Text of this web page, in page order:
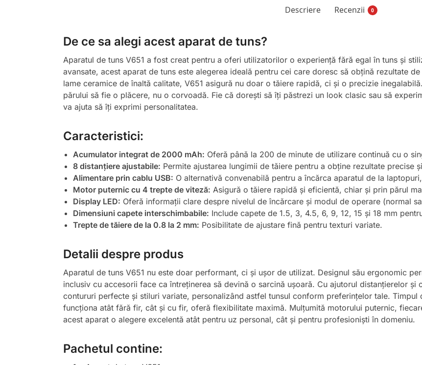
Descriere Recenzii 0
De ce sa alegi acest aparat de tuns?
Aparatul de tuns V651 a fost creat pentru a oferi utilizatorilor o experiență fără egal în tuns și
avansate, acest aparat de tuns este alegerea ideală pentru cei care doresc să obțină rezultate
lame ceramice de înaltă calitate, V651 asigură nu doar o tăiere rapidă, ci și o precizie
părului să fie o plăcere, nu o corvoadă. Fie că dorești să îți păstrezi un look clasic sau să
va ajuta să îți exprimi personalitatea.
Caracteristici:
Acumulator integrat de 2000 mAh: Oferă până la 200 de minute de utilizare continuă cu o
8 distanțiere ajustabile: Permite ajustarea lungimii de tăiere pentru a obține rezultate precise
Alimentare prin cablu USB: O alternativă convenabilă pentru a încărca aparatul de la
Motor puternic cu 4 trepte de viteză: Asigură o tăiere rapidă și eficientă, chiar și prin părul
Display LED: Oferă informații clare despre nivelul de încărcare și modul de operare (normal
Dimensiuni capete interschimbabile: Include capete de 1.5, 3, 4.5, 6, 9, 12, 15 și 18 mm
Trepte de tăiere de la 0.8 la 2 mm: Posibilitate de ajustare fină pentru texturi variate.
Detalii despre produs
Aparatul de tuns V651 nu este doar performant, ci și ușor de utilizat. Designul său ergonomic
inclusiv cu accesorii face ca întreținerea să devină o sarcină ușoară. Cu ajutorul distanțierelor
contururi perfecte și stiluri variate, personalizând astfel tunsul conform preferințelor tale. Timpul
funcționa atât fără fir, cât și cu fir, oferă flexibilitate maximă. Mulțumită motorului puternic,
acest aparat o alegere excelentă atât pentru uz personal, cât și pentru profesioniști în domeniu.
Pachetul contine: